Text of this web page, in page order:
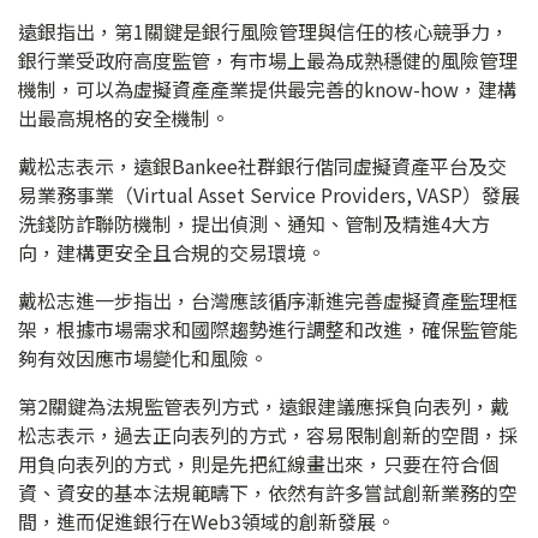
遠銀指出，第1關鍵是銀行風險管理與信任的核心競爭力，
銀行業受政府高度監管，有市場上最為成熟穩健的風險管理
機制，可以為虛擬資產產業提供最完善的know-how，建構
出最高規格的安全機制。
戴松志表示，遠銀Bankee社群銀行偕同虛擬資產平台及交
易業務事業（Virtual Asset Service Providers, VASP）發展
洗錢防詐聯防機制，提出偵測、通知、管制及精進4大方
向，建構更安全且合規的交易環境。
戴松志進一步指出，台灣應該循序漸進完善虛擬資產監理框
架，根據市場需求和國際趨勢進行調整和改進，確保監管能
夠有效因應市場變化和風險。
第2關鍵為法規監管表列方式，遠銀建議應採負向表列，戴
松志表示，過去正向表列的方式，容易限制創新的空間，採
用負向表列的方式，則是先把紅線畫出來，只要在符合個
資、資安的基本法規範疇下，依然有許多嘗試創新業務的空
間，進而促進銀行在Web3領域的創新發展。